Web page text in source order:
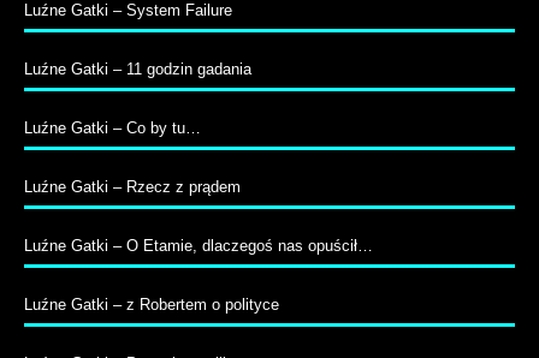
Luźne Gatki – System Failure
Luźne Gatki – 11 godzin gadania
Luźne Gatki – Co by tu…
Luźne Gatki – Rzecz z prądem
Luźne Gatki – O Etamie, dlaczegoś nas opuścił…
Luźne Gatki – z Robertem o polityce